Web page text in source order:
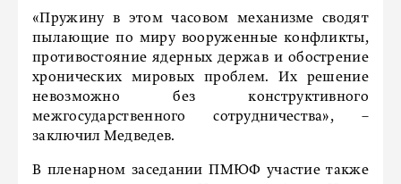
«Пружину в этом часовом механизме сводят
пылающие по миру вооруженные конфликты,
противостояние ядерных держав и обострение
хронических мировых проблем. Их решение
невозможно без конструктивного
межгосударственного сотрудничества», –
заключил Медведев.
В пленарном заседании ПМЮФ участие также